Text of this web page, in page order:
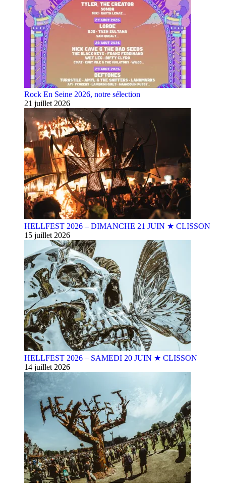
Rock En Seine 2026, notre sélection
21 juillet 2026
HELLFEST 2026 – DIMANCHE 21 JUIN ★ CLISSON
15 juillet 2026
HELLFEST 2026 – SAMEDI 20 JUIN ★ CLISSON
14 juillet 2026